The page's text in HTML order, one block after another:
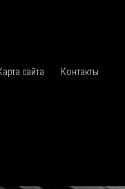
сайта
Контакты